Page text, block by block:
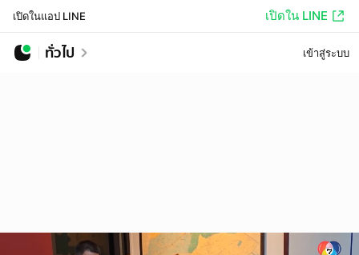
เปิดในแอป LINE เปิดใน LINE
ทั่วไป เข้าสู่ระบบ